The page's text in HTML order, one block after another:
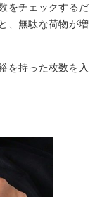
をチェックするだ
、無駄な荷物が増
を持った枚数を入